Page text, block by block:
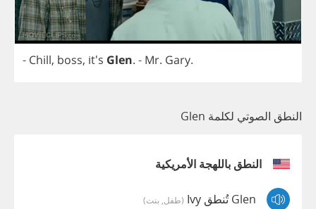
- Chill, boss, it's Glen. - Mr. Gary.
النطق الصوتي لكلمة Glen
النطق باللهجة الأمريكية
Glen تُنطق Ivy (طفل, بنت)